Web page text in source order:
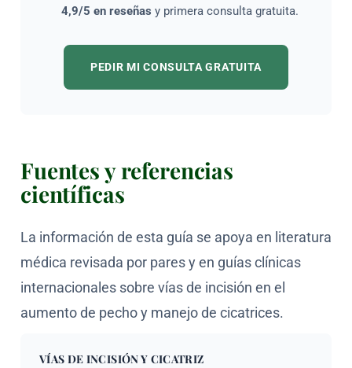
4,9/5 en reseñas y primera consulta gratuita.
PEDIR MI CONSULTA GRATUITA
Fuentes y referencias
científicas
La información de esta guía se apoya en literatura
médica revisada por pares y en guías clínicas
internacionales sobre vías de incisión en el
aumento de pecho y manejo de cicatrices.
VÍAS DE INCISIÓN Y CICATRIZ